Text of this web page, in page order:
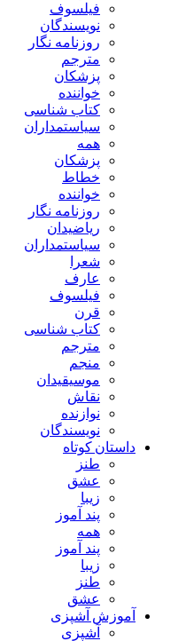
فیلسوف
نویسندگان
روزنامه نگار
مترجم
پزشکان
خواننده
کتاب شناسی
سیاستمداران
همه
پزشکان
خطاط
خواننده
روزنامه نگار
ریاضیدان
سیاستمداران
شعرا
عارف
فیلسوف
قرن
کتاب شناسی
مترجم
منجم
موسیقیدان
نقاش
نوازنده
نویسندگان
داستان کوتاه
طنز
عشق
زیبا
پند آموز
همه
پند آموز
زیبا
طنز
عشق
آموزش آشپزی
آشپزی